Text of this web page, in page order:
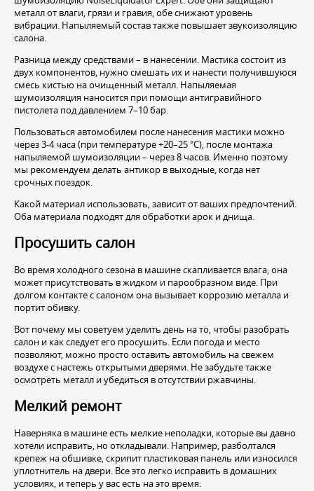
металл от влаги, грязи и гравия, обе снижают уровень
вибрации. Напыляемый состав также повышает звукоизоляцию
салона.
Разница между средствами – в нанесении. Мастика состоит из
двух компонентов, нужно смешать их и нанести получившуюся
смесь кистью на очищенный металл. Напыляемая
шумоизоляция наносится при помощи антигравийного
пистолета под давлением 7–10 бар.
Пользоваться автомобилем после нанесения мастики можно
через 3-4 часа (при температуре +20–25 °С), после монтажа
напыляемой шумоизоляции – через 8 часов. Именно поэтому
мы рекомендуем делать антикор в выходные, когда нет
срочных поездок.
Какой материал использовать, зависит от ваших предпочтений.
Оба материала подходят для обработки арок и днища.
Просушить салон
Во время холодного сезона в машине скапливается влага, она
может присутствовать в жидком и парообразном виде. При
долгом контакте с салоном она вызывает коррозию металла и
портит обивку.
Вот почему мы советуем уделить день на то, чтобы разобрать
салон и как следует его просушить. Если погода и место
позволяют, можно просто оставить автомобиль на свежем
воздухе с настежь открытыми дверями. Не забудьте также
осмотреть металл и убедиться в отсутствии ржавчины.
Мелкий ремонт
Наверняка в машине есть мелкие неполадки, которые вы давно
хотели исправить, но откладывали. Например, разболтался
крепеж на обшивке, скрипит пластиковая панель или износился
уплотнитель на двери. Все это легко исправить в домашних
условиях, и теперь у вас есть на это время.